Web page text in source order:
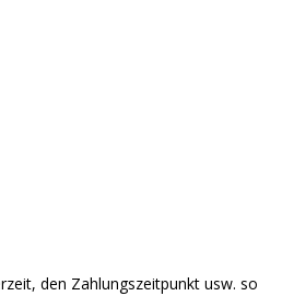
den Zahlungszeitpunkt usw. so